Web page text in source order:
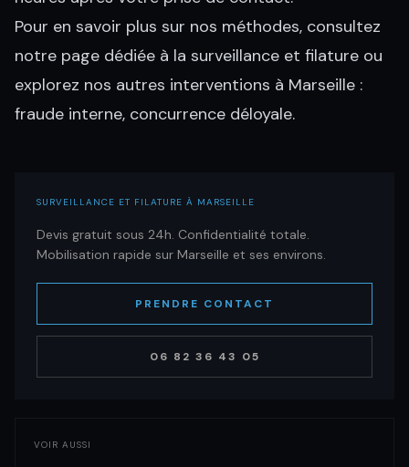
Pour en savoir plus sur nos méthodes, consultez
notre page dédiée à la surveillance et filature ou
explorez nos autres interventions à Marseille :
fraude interne, concurrence déloyale.
SURVEILLANCE ET FILATURE À MARSEILLE
Devis gratuit sous 24h. Confidentialité totale.
Mobilisation rapide sur Marseille et ses environs.
PRENDRE CONTACT
06 82 36 43 05
VOIR AUSSI